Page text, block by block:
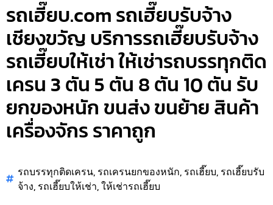
รถเฮี๊ยบ.com รถเฮี๊ยบรับจ้าง
เชียงขวัญ บริการรถเฮี๊ยบรับจ้าง
รถเฮี๊ยบให้เช่า ให้เช่ารถบรรทุกติด
เครน 3 ตัน 5 ตัน 8 ตัน 10 ตัน รับ
ยกของหนัก ขนส่ง ขนย้าย สินค้า
เครื่องจักร ราคาถูก
รถบรรทุกติดเครน, รถเครนยกของหนัก, รถเฮี๊ยบ, รถเฮี๊ยบรับ
จ้าง, รถเฮี๊ยบให้เช่า,ให้เช่ารถเฮี๊ยบ